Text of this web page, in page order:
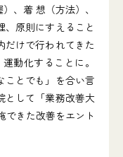
、着 想（方法）、
原則にすえること
だけで行われてきた
動化することに。
ことでも」を合い言
として「業務改善大
できた改善をエント